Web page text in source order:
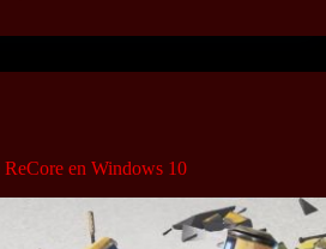
en Windows 10